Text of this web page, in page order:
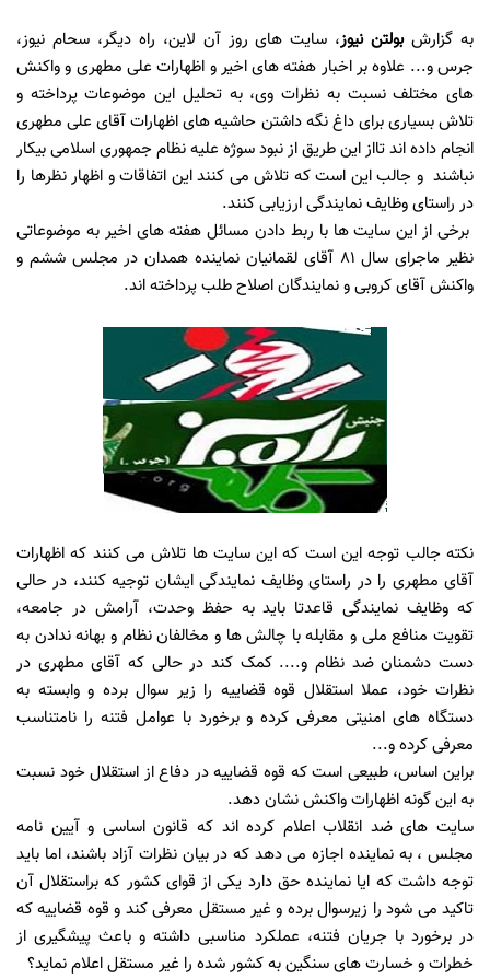
به گزارشبولتن نیوز، سایت های روز آن لاین، راه دیگر، سحام نیوز،
جرس و... علاوه بر اخبار هفته های اخیر و اظهارات علی مطهری و واکنش
های مختلف نسبت به نظرات وی، به تحلیل این موضوعات پرداخته و
تلاش بسیاری برای داغ نگه داشتن حاشیه های اظهارات آقای علی مطهری
انجام داده اند تااز این طریق از نبود سوژه علیه نظام جمهوری اسلامی بیکار
نباشند و جالب این است که تلاش می کنند این اتفاقات و اظهار نظرها را
در راستای وظایف نمایندگی ارزیابی کنند.
برخی از این سایت ها با ربط دادن مسائل هفته های اخیر به موضوعاتی
نظیر ماجرای سال 81 آقای لقمانیان نماینده همدان در مجلس ششم و
واکنش آقای کروبی و نمایندگان اصلاح طلب پرداخته اند.
نکته جالب توجه این است که این سایت ها تلاش می کنند که اظهارات
آقای مطهری را در راستای وظایف نمایندگی ایشان توجیه کنند، در حالی
که وظایف نمایندگی قاعدتا باید به حفظ وحدت، آرامش در جامعه،
تقویت منافع ملی و مقابله با چالش ها و مخالفان نظام و بهانه ندادن به
دست دشمنان ضد نظام و.... کمک کند در حالی که آقای مطهری در
نظرات خود، عملا استقلال قوه قضاییه را زیر سوال برده و وابسته به
دستگاه های امنیتی معرفی کرده و برخورد با عوامل فتنه را نامتناسب
معرفی کرده و...
براین اساس، طبیعی است که قوه قضاییه در دفاع از استقلال خود نسبت
به این گونه اظهارات واکنش نشان دهد.
سایت های ضد انقلاب اعلام کرده اند که قانون اساسی و آیین نامه
مجلس ، به نماینده اجازه می دهد که در بیان نظرات آزاد باشند، اما باید
توجه داشت که ایا نماینده حق دارد یکی از قوای کشور که براستقلال آن
تاکید می شود را زیرسوال برده و غیر مستقل معرفی کند و قوه قضاییه که
در برخورد با جریان فتنه، عملکرد مناسبی داشته و باعث پیشگیری از
خطرات و خسارت های سنگین به کشور شده را غیر مستقل اعلام نماید؟